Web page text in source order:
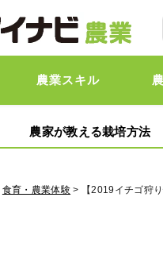
農業スキル
農家が教える栽培方法
食育・農業体験 > 【2019イチゴ狩